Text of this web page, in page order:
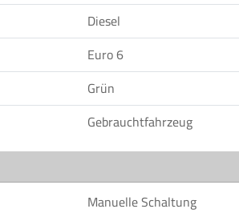
Diesel
Euro 6
Grün
Gebrauchtfahrzeug
Manuelle Schaltung